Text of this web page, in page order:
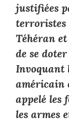
justifiées
terroristes
Téhéran
de se
Invoquant
américain
appelé les
les armes